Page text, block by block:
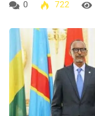
0 722